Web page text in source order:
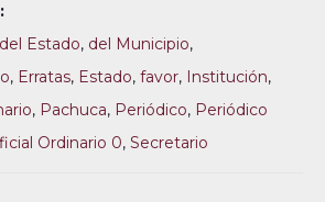
del Estado, del Municipio,
, Erratas, Estado, favor, Institución,
, Pachuca, Periódico, Periódico
Ordinario 0, Secretario